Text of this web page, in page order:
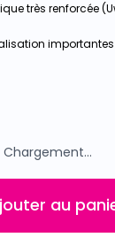
très renforcée
importantes
Chargement...
au